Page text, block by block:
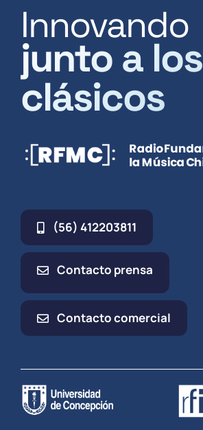
Innovando
junto a los
clásicos
(56) 412203811
Contacto prensa
Contacto comercial